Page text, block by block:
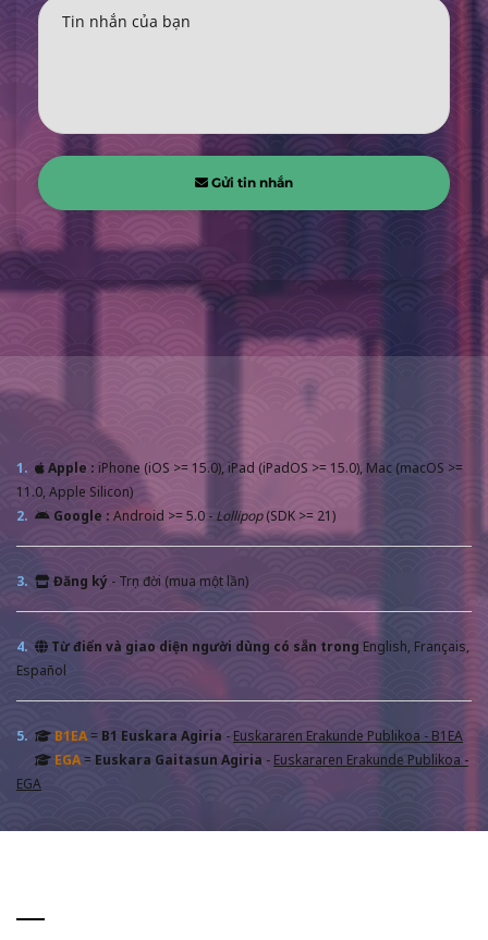
Tin nhắn của bạn
Gửi tin nhắn
1. Apple : iPhone (iOS >= 15.0), iPad (iPadOS >= 15.0), Mac (macOS >=
11.0, Apple Silicon)
2.
Google : Android >= 5.0 - Lollipop(SDK >= 21)
3. Đăng ký - Trọn đời (mua một lần)
4. Từ điển và giao diện người dùng có sẵn trong English, Français,
Español
5. B1EA= B1 Euskara Agiria - Euskararen Erakunde Publikoa - B1EA
EGA= Euskara Gaitasun Agiria - Euskararen Erakunde Publikoa -
EGA